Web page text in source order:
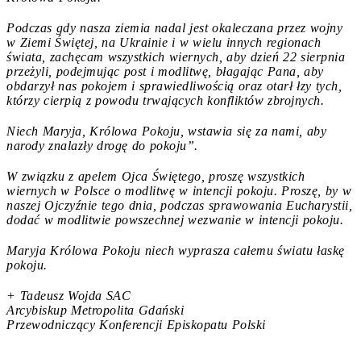
Podczas gdy nasza ziemia nadal jest okaleczana przez wojny
w Ziemi Świętej, na Ukrainie i w wielu innych regionach
świata, zachęcam wszystkich wiernych, aby dzień 22 sierpnia
przeżyli, podejmując post i modlitwę, błagając Pana, aby
obdarzył nas pokojem i sprawiedliwością oraz otarł łzy tych,
którzy cierpią z powodu trwających konfliktów zbrojnych.
Niech Maryja, Królowa Pokoju, wstawia się za nami, aby
narody znalazły drogę do pokoju”.
W związku z apelem Ojca Świętego, proszę wszystkich
wiernych w Polsce o modlitwę w intencji pokoju. Proszę, by w
naszej Ojczyźnie tego dnia, podczas sprawowania Eucharystii,
dodać w modlitwie powszechnej wezwanie w intencji pokoju.
Maryja Królowa Pokoju niech wyprasza całemu światu łaskę
pokoju.
+ Tadeusz Wojda SAC
Arcybiskup Metropolita Gdański
Przewodniczący Konferencji Episkopatu Polski